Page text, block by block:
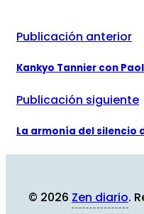
Publicación anterior
Kankyo Tannier con
Publicación siguiente
La armonía del silencio
© 2026 Zen diario.